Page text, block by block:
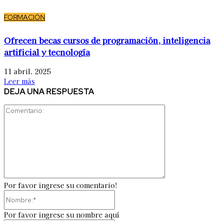
FORMACIÓN
Ofrecen becas cursos de programación, inteligencia
artificial y tecnología
11 abril, 2025
Leer más
DEJA UNA RESPUESTA
Por favor ingrese su comentario!
Por favor ingrese su nombre aquí